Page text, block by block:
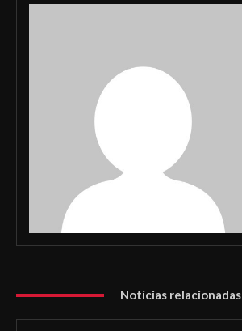
Notícias relacionadas